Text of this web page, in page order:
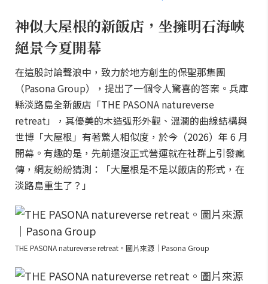
神似大屋根的新飯店，坐擁明石海峽
絕景今夏開幕
在這股討論聲浪中，致力於地方創生的保聖那集團
（Pasona Group），提出了一個令人驚喜的答案。兵庫
縣淡路島全新飯店「THE PASONA natureverse
retreat」，其優美的木造弧形外觀、溫潤的曲線結構與
世博「大屋根」有著驚人相似度，於今（2026）年 6 月
開幕。有趣的是，先前還沒正式營運就在社群上引發瘋
傳，網友紛紛猜測：「大屋根是不是以飯店的形式，在
淡路島重生了？」
THE PASONA natureverse retreat。圖片來源｜Pasona Group